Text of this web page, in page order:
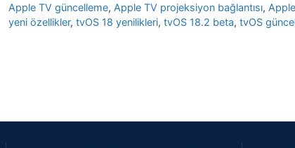
Apple TV güncelleme, Apple TV projeksiyon bağlantısı,
yeni özellikler, tvOS 18 yenilikleri, tvOS 18.2 beta, tvOS